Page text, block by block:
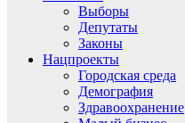
Выборы
Депутаты
Законы
Нацпроекты
Городская среда
Демография
Здравоохранение